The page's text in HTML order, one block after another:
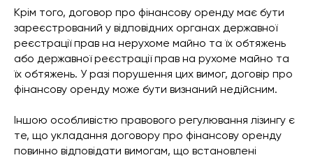
Крім того, договор про фінансову оренду має бути
зареєстрований у відповідних органах державної
реєстрації прав на нерухоме майно та їх обтяжень
або державної реєстрації прав на рухоме майно та
їх обтяжень. У разі порушення цих вимог, договір про
фінансову оренду може бути визнаний недійсним.
Іншою особливістю правового регулювання лізингу є
те, що укладання договору про фінансову оренду
повинно відповідати вимогам, що встановлені